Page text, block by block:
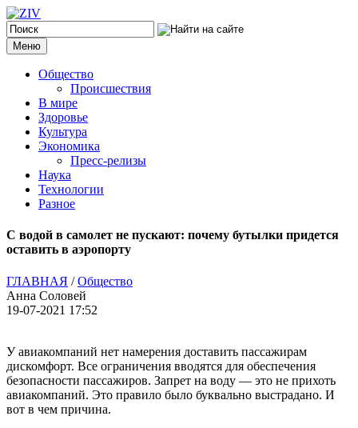
Меню
Общество
Происшествия
В мире
Здоровье
Культура
Экономика
Пресс-релизы
Наука
Технологии
Разное
С водой в самолет не пускают: почему бутылки придется
оставить в аэропорту
ГЛАВНАЯ /Общество
Анна Соловей
19-07-2021 17:52
У авиакомпаний нет намерения доставить пассажирам
дискомфорт. Все ограничения вводятся для обеспечения
безопасности пассажиров. Запрет на воду — это не прихоть
авиакомпаний. Это правило было буквально выстрадано. И
вот в чем причина.